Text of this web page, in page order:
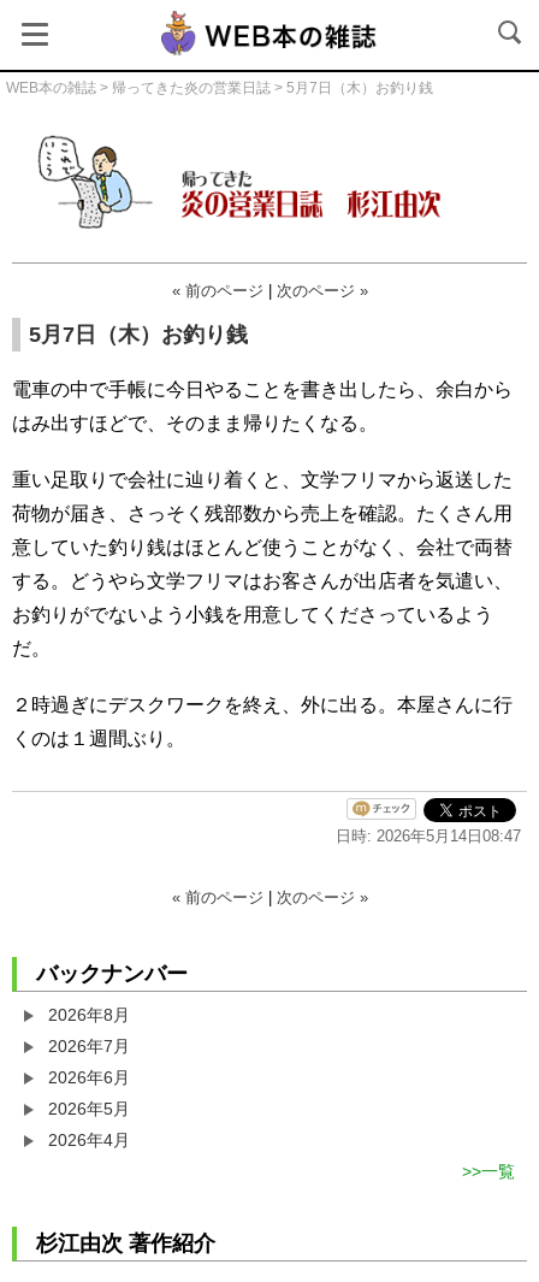
WEB本の雑誌 > 帰ってきた炎の営業日誌 > 5月7日（木）お釣り銭
帰ってきた炎の営業日誌
« 前のページ | 次のページ »
5月7日（木）お釣り銭
電車の中で手帳に今日やることを書き出したら、余白から
はみ出すほどで、そのまま帰りたくなる。
重い足取りで会社に辿り着くと、文学フリマから返送した
荷物が届き、さっそく残部数から売上を確認。たくさん用
意していた釣り銭はほとんど使うことがなく、会社で両替
する。どうやら文学フリマはお客さんが出店者を気遣い、
お釣りがでないよう小銭を用意してくださっているよう
だ。
２時過ぎにデスクワークを終え、外に出る。本屋さんに行
くのは１週間ぶり。
日時: 2026年5月14日08:47
« 前のページ 次のページ »
バックナンバー
2026年8月
2026年7月
2026年6月
2026年5月
2026年4月
一覧
杉江由次 著作紹介